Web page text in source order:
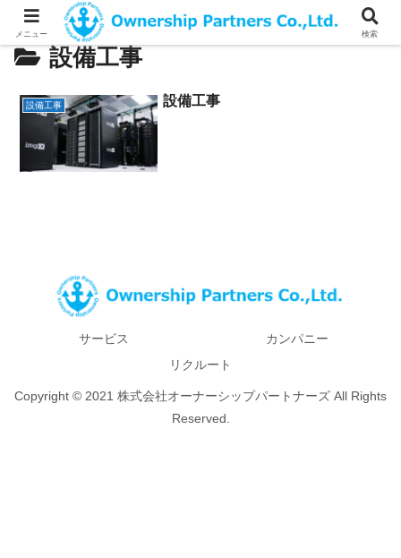
設備工事
設備工事 設備工事
サービス
カンパニー
リクルート
Copyright © 2021 株式会社オーナーシップパートナーズ All Rights
Reserved.
メニュー 検索